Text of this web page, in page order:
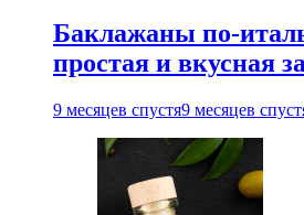
Баклажаны по-
простая и вкусная
9 месяцев спустя9 месяцев